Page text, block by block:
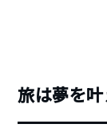
旅は夢を